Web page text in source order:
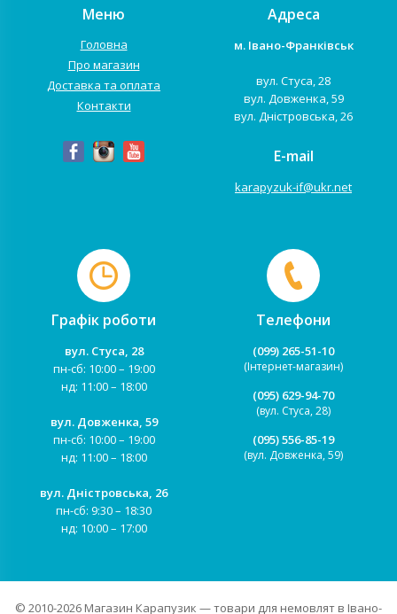
Меню
Головна
Про магазин
Доставка та оплата
Контакти
Адреса
м. Івано-Франківськ
вул. Стуса, 28
вул. Довженка, 59
вул. Дністровська, 26
E-mail
karapyzuk-if@ukr.net
Графік роботи
вул. Стуса, 28
пн-сб: 10:00 – 19:00
нд: 11:00 – 18:00
вул. Довженка, 59
пн-сб: 10:00 – 19:00
нд: 11:00 – 18:00
вул. Дністровська, 26
пн-сб: 9:30 – 18:30
нд: 10:00 – 17:00
Телефони
(099) 265-51-10
(Інтернет-магазин)
(095) 629-94-70
(вул. Стуса, 28)
(095) 556-85-19
(вул. Довженка, 59)
© 2010-2026 Магазин Карапузик — товари для немовлят в Івано-